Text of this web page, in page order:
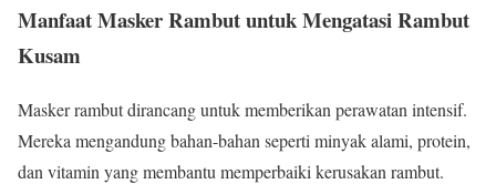
Manfaat Masker Rambut untuk Mengatasi Rambut
Kusam
Masker rambut dirancang untuk memberikan perawatan intensif.
Mereka mengandung bahan-bahan seperti minyak alami, protein,
dan vitamin yang membantu memperbaiki kerusakan rambut.